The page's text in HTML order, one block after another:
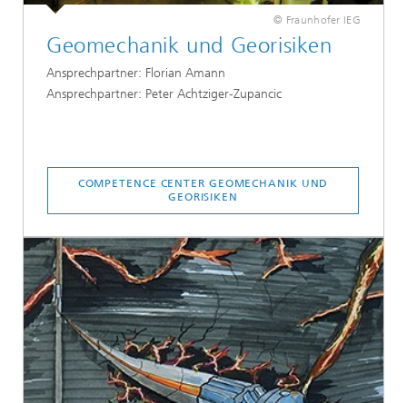
© Fraunhofer IEG
Geomechanik und Georisiken
Ansprechpartner: Florian Amann
Ansprechpartner: Peter Achtziger-Zupancic
COMPETENCE CENTER GEOMECHANIK UND
GEORISIKEN